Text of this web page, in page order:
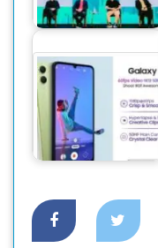
২০২৪
‘অসাম’ সিরিজের নতুন
স্মার্টফোন নিয়ে এলো
স্যামসাং